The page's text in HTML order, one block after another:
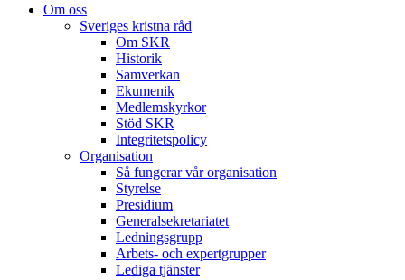
Om oss
Sveriges kristna råd
Om SKR
Historik
Samverkan
Ekumenik
Medlemskyrkor
Stöd SKR
Integritetspolicy
Organisation
Så fungerar vår organisation
Styrelse
Presidium
Generalsekretariatet
Ledningsgrupp
Arbets- och expertgrupper
Lediga tjänster